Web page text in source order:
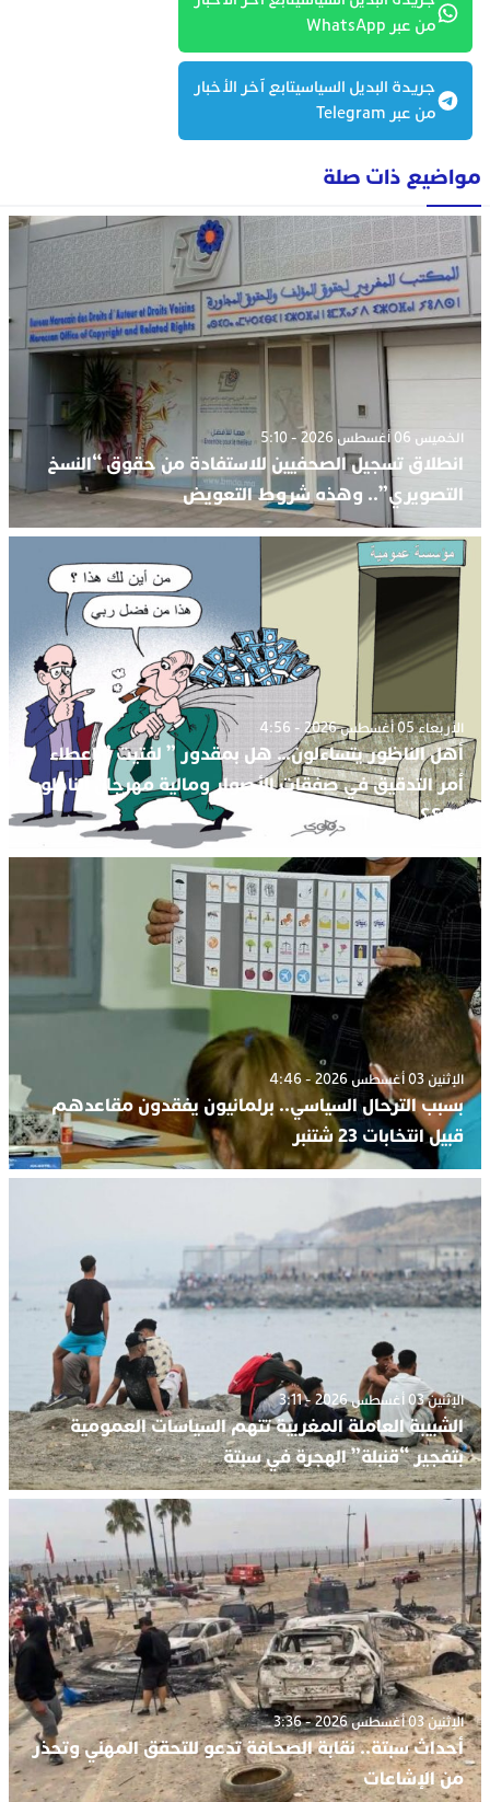
من عبر WhatsApp
جريدة البديل السياسيتابع آخر الأخبار
من عبر Telegram
مواضيع ذات صلة
الخميس 06 أغسطس 2026 - 5:10
انطلاق تسجيل الصحفيين للاستفادة من حقوق “النسخ
التصويري”.. وهذه شروط التعويض
الأربعاء 05 أغسطس 2026 - 4:56
أهل الناظور يتساءلون… هل بمقدور ” لفتيت ” إعطاء
أمر التدقيق في صفقات الأصوار ومالية مهرجان الناظور
..؟؟؟.
الإثنين 03 أغسطس 2026 - 4:46
بسبب الترحال السياسي.. برلمانيون يفقدون مقاعدهم
قبيل انتخابات 23 شتنبر
الإثنين 03 أغسطس 2026 - 3:11
الشبيبة العاملة المغربية تتهم السياسات العمومية
بتفجير “قنبلة” الهجرة في سبتة
الإثنين 03 أغسطس 2026 - 3:36
أحداث سبتة.. نقابة الصحافة تدعو للتحقق المهني وتحذر
من الإشاعات